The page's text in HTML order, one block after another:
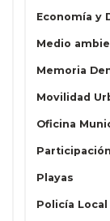
Economía y
Medio
Memoria
Movilidad
Oficina
Playas
Policía Local